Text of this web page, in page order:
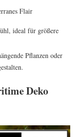
Flair
ideal für größere
Pflanzen oder
Deko